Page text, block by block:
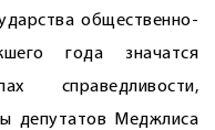
общественно-
года значатся
справедливости,
депутатов Меджлиса